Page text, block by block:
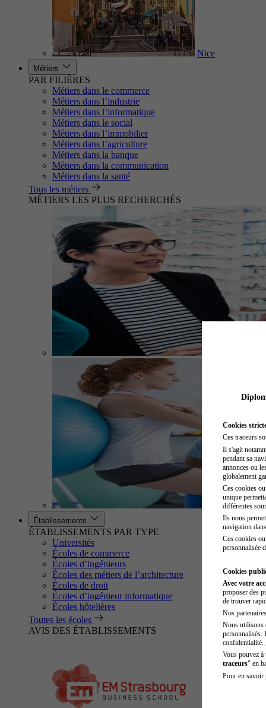
Nice
Métiers
PAR FILIÈRES
Métiers dans le commerce
Métiers dans l’industrie
Métiers dans l’informatique
Métiers dans le social
Métiers dans l’immobilier
Métiers dans l’agriculture
Métiers dans la banque
Métiers dans la communication
Métiers dans la santé
Tous les métiers
MÉTIERS LES PLUS RECHERCHÉS
Établissements
ÉTABLISSEMENTS PAR TYPE
Universités
Écoles de commerce
Écoles d’ingénieurs
Écoles des métiers de l’architecture
Écoles de droit
Écoles d’ingénieur informatique
Écoles hôtelières
Toutes les écoles
AVIS DES ÉTABLISSEMENTS
Cookies
Ces traceurs
Il s'agit
pendant sa
annonces ou
globalement
Ces cookies
unique
différentes
Ils nous
navigation
Ces cookies
personnalisée
Cookies
Avec votre
proposer des
de trouver
Nos
Nous utilisons
personnalisés.
confidentialité.
Vous pouvez
traceurs" en
Pour en